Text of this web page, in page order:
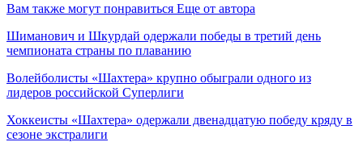
Вам также могут понравиться Еще от автора
Шиманович и Шкурдай одержали победы в третий день
чемпионата страны по плаванию
Волейболисты «Шахтера» крупно обыграли одного из
лидеров российской Суперлиги
Хоккеисты «Шахтера» одержали двенадцатую победу кряду в
сезоне экстралиги